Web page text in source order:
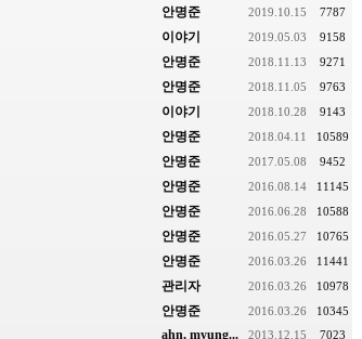
안명준 2019.10.15 7787
이야기 2019.05.03 9158
안명준 2018.11.13 9271
안명준 2018.11.05 9763
이야기 2018.10.28 9143
안명준 2018.04.11 10589
안명준 2017.05.08 9452
안명준 2016.08.14 11145
안명준 2016.06.28 10588
안명준 2016.05.27 10765
안명준 2016.03.26 11441
관리자 2016.03.26 10978
안명준 2016.03.26
10345
ahn, myung... 2013.12.15 7023